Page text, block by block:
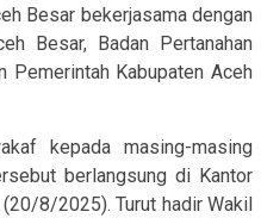
Besar bekerjasama dengan
Besar, Badan Pertanahan
Pemerintah Kabupaten Aceh
kepada masing-masing
berlangsung di Kantor
8/2025). Turut hadir Wakil